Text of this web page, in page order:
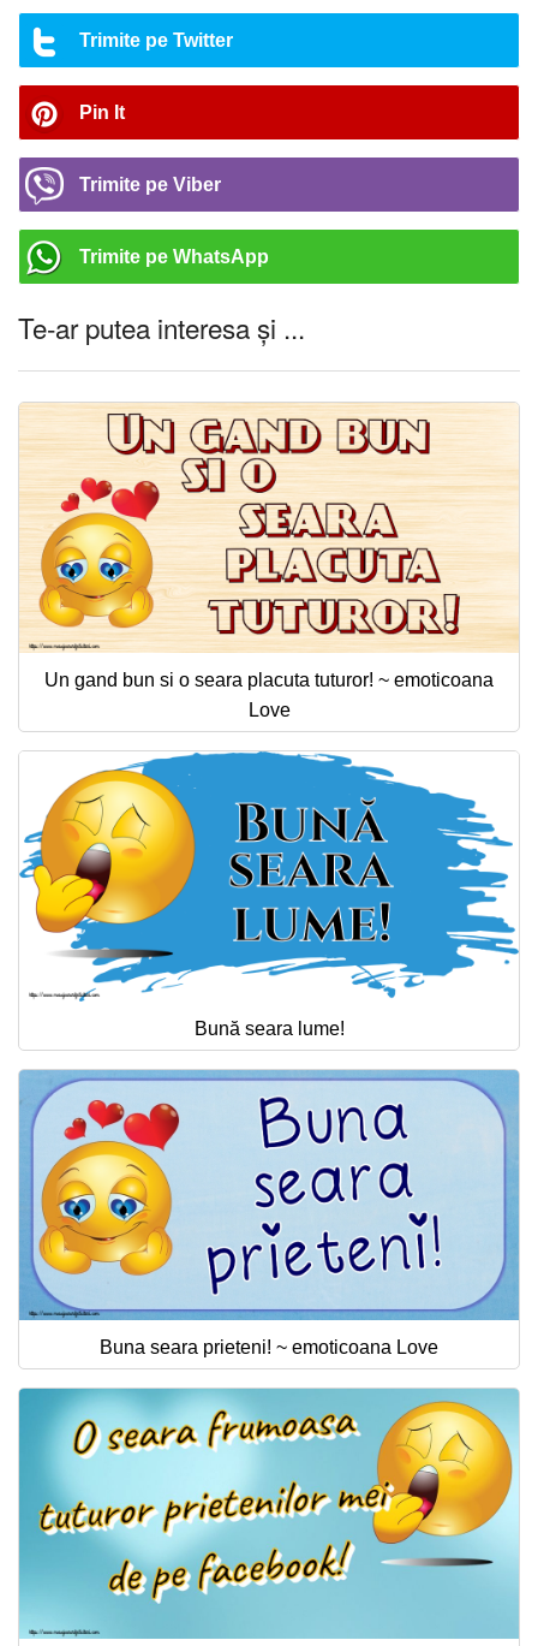
Trimite pe Twitter
Pin It
Trimite pe Viber
Trimite pe WhatsApp
Te-ar putea interesa și ...
Un gand bun si o seara placuta tuturor! ~ emoticoana
Love
Bună seara lume!
Buna seara prieteni! ~ emoticoana Love